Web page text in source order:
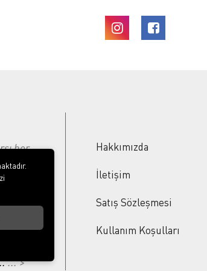
her
... >
Hakkımızda
İletişim
Satış Sözleşmesi
Kullanım Koşulları